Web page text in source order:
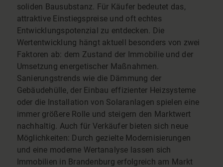
soliden Bausubstanz. Für Käufer bedeutet das,
attraktive Einstiegspreise und oft echtes
Entwicklungspotenzial zu entdecken. Die
Wertentwicklung hängt aktuell besonders von zwei
Faktoren ab: dem Zustand der Immobilie und der
Umsetzung energetischer Maßnahmen.
Sanierungstrends wie die Dämmung der
Gebäudehülle, der Einbau effizienter Heizsysteme
oder die Installation von Solaranlagen spielen eine
immer größere Rolle und steigern den Marktwert
nachhaltig. Auch für Verkäufer bieten sich neue
Möglichkeiten: Durch gezielte Modernisierungen
und eine moderne Wertanalyse lassen sich
Immobilien in Brandenburg erfolgreich am Markt